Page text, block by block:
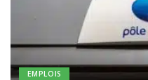
EMPLOIS